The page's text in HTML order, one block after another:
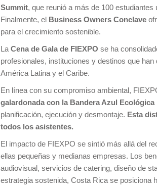
Summit, que reunió a más de 100
Finalmente, el Business Owners Conclave
para el crecimiento sostenible.
La Cena de Gala de FIEXPO se ha
profesionales, instituciones y destinos que
América Latina y el Caribe.
En línea con su compromiso ambiental,
galardonada con la Bandera Azul Ecológica
planificación, ejecución y desmontaje. Esta
todos los asistentes.
El impacto de FIEXPO se sintió más allá del
ellas pequeñas y medianas empresas. Los
audiovisual, servicios de catering, diseño de
estrategia sostenida, Costa Rica se posiciona